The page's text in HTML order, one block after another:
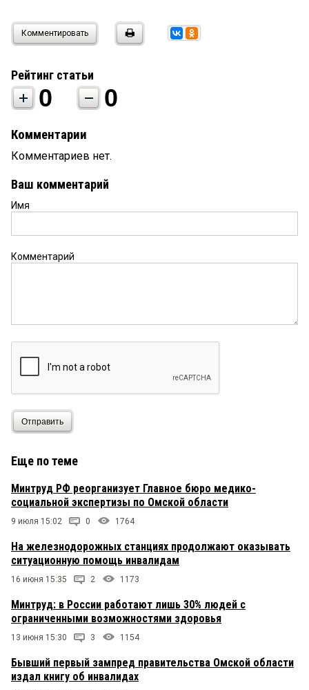
Комментировать
Рейтинг статьи
0 0
Комментарии
Комментариев нет.
Ваш комментарий
Имя
Комментарий
Отправить
Еще по теме
Минтруд РФ реорганизует Главное бюро медико-
социальной экспертизы по Омской области
9 июля 15:02 0 1764
На железнодорожных станциях продолжают оказывать
ситуационную помощь инвалидам
16 июня 15:35 2 1173
Минтруд: в России работают лишь 30% людей с
ограниченными возможностями здоровья
13 июня 15:30 3 1154
Бывший первый зампред правительства Омской области
издал книгу об инвалидах